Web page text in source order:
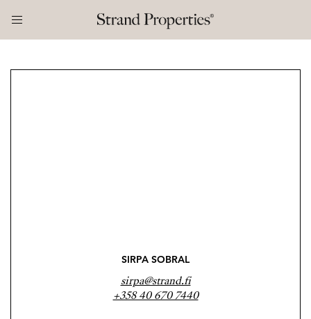
SIRPA SOBRAL
sirpa@strand.fi
+358 40 670 7440